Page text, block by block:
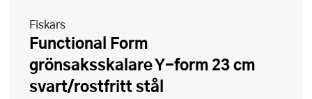
Fiskars
Functional Form
grönsaksskalare Y-form 23 cm
svart/rostfritt stål